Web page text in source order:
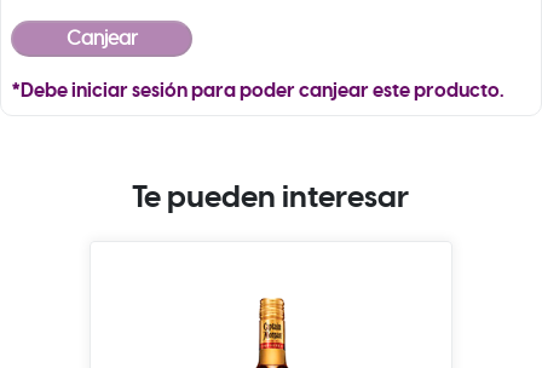
*Debe iniciar sesión para poder canjear este producto.
Te pueden interesar